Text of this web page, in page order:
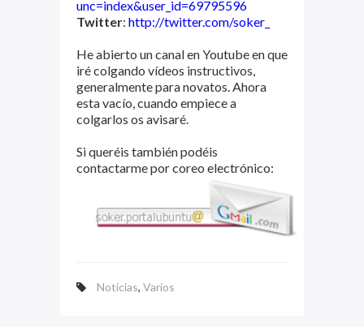
unc=index&user_id=69795596
Twitter: http://twitter.com/soker_
He abierto un canal en Youtube en que
iré colgando vídeos instructivos,
generalmente para novatos. Ahora
esta vacío, cuando empiece a
colgarlos os avisaré.
Si queréis también podéis
contactarme por coreo electrónico:
Noticias, Varios